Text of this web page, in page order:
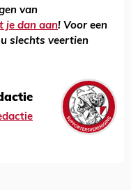
van
je dan aan! Voor een
slechts veertien